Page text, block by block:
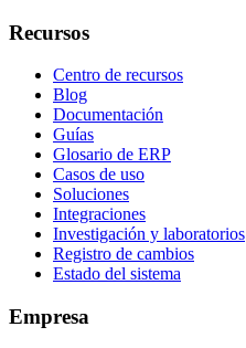
Recursos
Centro de recursos
Blog
Documentación
Guías
Glosario de ERP
Casos de uso
Soluciones
Integraciones
Investigación y laboratorios
Registro de cambios
Estado del sistema
Empresa